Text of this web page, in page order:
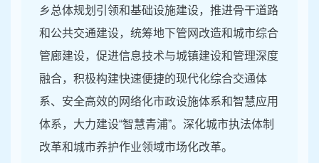
乡总体规划引领和基础设施建设，推进骨干道路
和公共交通建设，统筹地下管网改造和城市综合
管廊建设，促进信息技术与城镇建设和管理深度
融合，积极构建快速便捷的现代化综合交通体
系、安全高效的网络化市政设施体系和智慧应用
体系，大力建设“智慧青浦”。深化城市执法体制
改革和城市养护作业领域市场化改革。